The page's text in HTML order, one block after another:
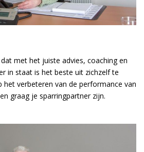
met het juiste advies, coaching en
in staat is het beste uit zichzelf te
het verbeteren van de performance van
graag je sparringpartner zijn.